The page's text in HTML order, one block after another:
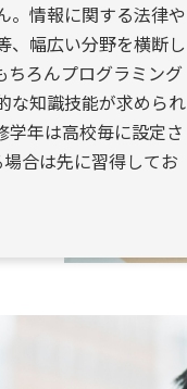
。情報に関する法律や
、幅広い分野を横断し
ちろんプログラミング
な知識技能が求められ
学年は高校毎に設定さ
合は先に習得してお